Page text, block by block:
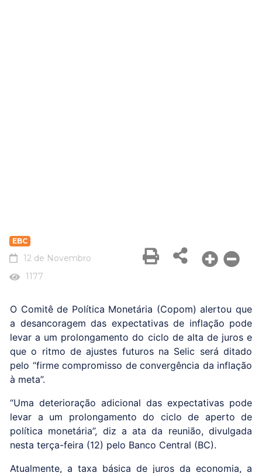
EBC
12 de Novembro
1177
O Comitê de Política Monetária (Copom) alertou que
a desancoragem das expectativas de inflação pode
levar a um prolongamento do ciclo de alta de juros e
que o ritmo de ajustes futuros na Selic será ditado
pelo “firme compromisso de convergência da inflação
à meta”.
“Uma deterioração adicional das expectativas pode
levar a um prolongamento do ciclo de aperto de
política monetária”, diz a ata da reunião, divulgada
nesta terça-feira (12) pelo Banco Central (BC).
Atualmente, a taxa básica de juros da economia, a